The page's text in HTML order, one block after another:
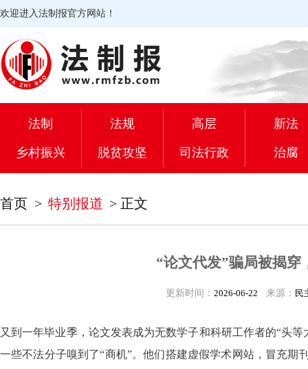
欢迎进入法制报官方网站！
法制 法规 高层 新法
乡村振兴 脱贫攻坚 司法行政 治腐
首页 > 特别报道 > 正文
“论文代发”骗局被揭穿
更新时间： 2026-06-22 来源： 民
又到一年毕业季，论文发表成为无数学子和科研工作者的“头
一些不法分子嗅到了“商机”。他们搭建虚假学术网站，冒充期